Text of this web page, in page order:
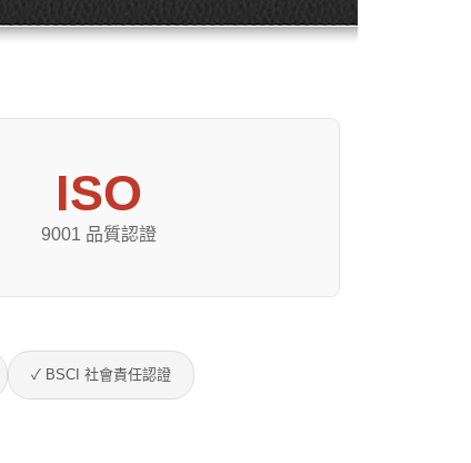
ISO
9001 品質認證
✓ BSCI 社會責任認證